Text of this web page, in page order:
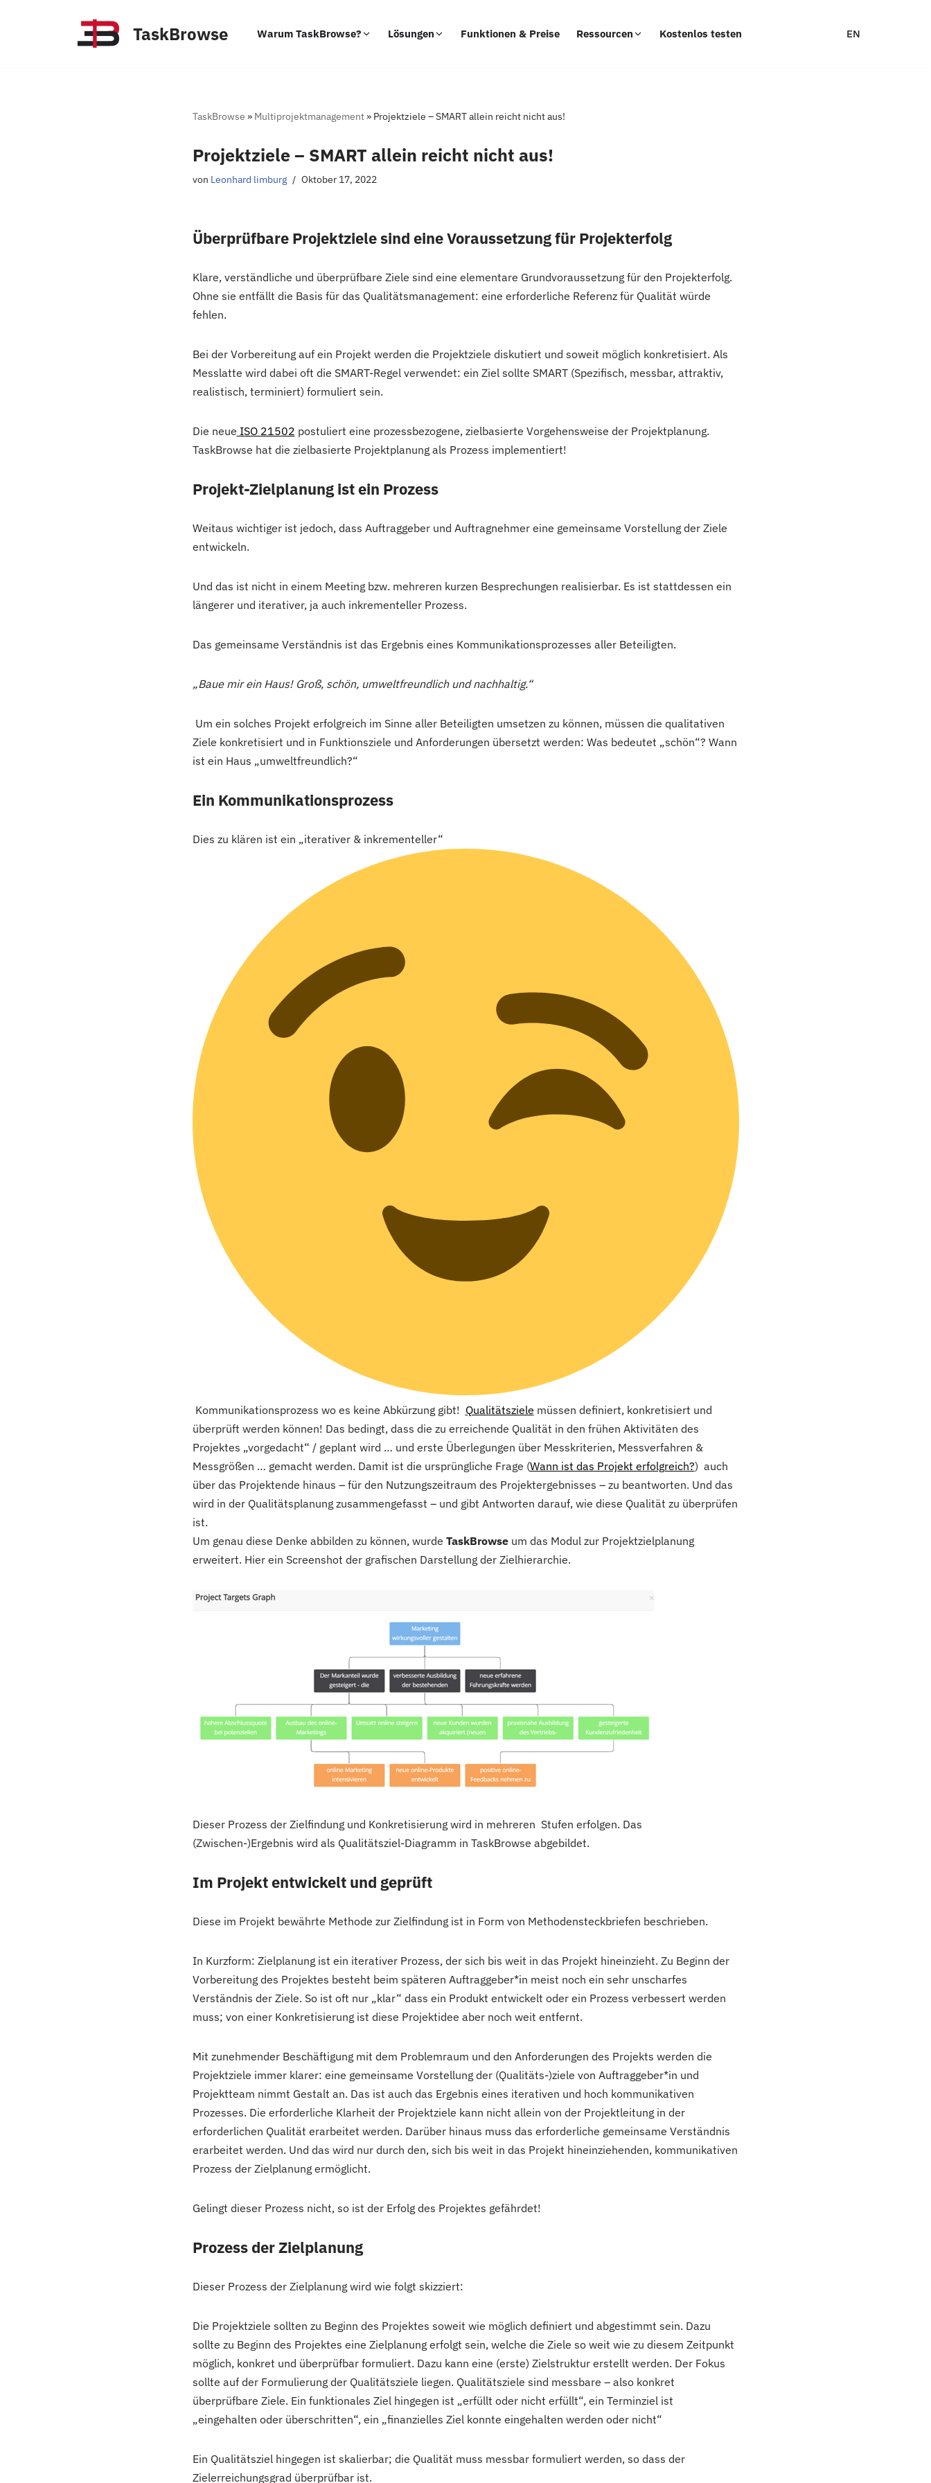
TaskBrowse Warum TaskBrowse? Lösungen Funktionen & Preise Ressourcen Kostenlos testen EN
TaskBrowse » Multiprojektmanagement» Projektziele – SMART allein reicht nicht aus!
Projektziele – SMART allein reicht nicht aus!
von Leonhard limburg Oktober 17, 2022
Überprüfbare Projektziele sind eine Voraussetzung für Projekterfolg
Klare, verständliche und überprüfbare Ziele sind eine elementare Grundvoraussetzung für den Projekterfolg.
Ohne sie entfällt die Basis für das Qualitätsmanagement: eine erforderliche Referenz für Qualität würde
fehlen.
Bei der Vorbereitung auf ein Projekt werden die Projektziele diskutiert und soweit möglich konkretisiert. Als
Messlatte wird dabei oft die SMART-Regel verwendet: ein Ziel sollte SMART (Spezifisch, messbar, attraktiv,
realistisch, terminiert) formuliert sein.
Die neue ISO 21502 postuliert eine prozessbezogene, zielbasierte Vorgehensweise der Projektplanung.
TaskBrowse hat die zielbasierte Projektplanung als Prozess implementiert!
Projekt-Zielplanung ist ein Prozess
Weitaus wichtiger ist jedoch, dass Auftraggeber und Auftragnehmer eine gemeinsame Vorstellung der Ziele
entwickeln.
Und das ist nicht in einem Meeting bzw. mehreren kurzen Besprechungen realisierbar. Es ist stattdessen ein
längerer und iterativer, ja auch inkrementeller Prozess.
Das gemeinsame Verständnis ist das Ergebnis eines Kommunikationsprozesses aller Beteiligten.
„Baue mir ein Haus! Groß, schön, umweltfreundlich und nachhaltig.“
Um ein solches Projekt erfolgreich im Sinne aller Beteiligten umsetzen zu können, müssen die qualitativen
Ziele konkretisiert und in Funktionsziele und Anforderungen übersetzt werden: Was bedeutet „schön“? Wann
ist ein Haus „umweltfreundlich?“
Ein Kommunikationsprozess
Dies zu klären ist ein „iterativer & inkrementeller“
Kommunikationsprozess wo es keine Abkürzung gibt! Qualitätsziele müssen definiert, konkretisiert und
überprüft werden können! Das bedingt, dass die zu erreichende Qualität in den frühen Aktivitäten des
Projektes „vorgedacht“ / geplant wird … und erste Überlegungen über Messkriterien, Messverfahren &
Messgrößen … gemacht werden. Damit ist die ursprüngliche Frage (Wann ist das Projekt erfolgreich?) auch
über das Projektende hinaus – für den Nutzungszeitraum des Projektergebnisses – zu beantworten. Und das
wird in der Qualitätsplanung zusammengefasst – und gibt Antworten darauf, wie diese Qualität zu überprüfen
ist.
Um genau diese Denke abbilden zu können, wurde TaskBrowseum das Modul zur Projektzielplanung
erweitert. Hier ein Screenshot der grafischen Darstellung der Zielhierarchie.
Dieser Prozess der Zielfindung und Konkretisierung wird in mehreren Stufen erfolgen. Das
(Zwischen-)Ergebnis wird als Qualitätsziel-Diagramm in TaskBrowse abgebildet.
Im Projekt entwickelt und geprüft
Diese im Projekt bewährte Methode zur Zielfindung ist in Form von Methodensteckbriefen beschrieben.
In Kurzform: Zielplanung ist ein iterativer Prozess, der sich bis weit in das Projekt hineinzieht. Zu Beginn der
Vorbereitung des Projektes besteht beim späteren Auftraggeber*in meist noch ein sehr unscharfes
Verständnis der Ziele. So ist oft nur „klar“ dass ein Produkt entwickelt oder ein Prozess verbessert werden
muss; von einer Konkretisierung ist diese Projektidee aber noch weit entfernt.
Mit zunehmender Beschäftigung mit dem Problemraum und den Anforderungen des Projekts werden die
Projektziele immer klarer: eine gemeinsame Vorstellung der (Qualitäts-)ziele von Auftraggeber*in und
Projektteam nimmt Gestalt an. Das ist auch das Ergebnis eines iterativen und hoch kommunikativen
Prozesses. Die erforderliche Klarheit der Projektziele kann nicht allein von der Projektleitung in der
erforderlichen Qualität erarbeitet werden. Darüber hinaus muss das erforderliche gemeinsame Verständnis
erarbeitet werden. Und das wird nur durch den, sich bis weit in das Projekt hineinziehenden, kommunikativen
Prozess der Zielplanung ermöglicht.
Gelingt dieser Prozess nicht, so ist der Erfolg des Projektes gefährdet!
Prozess der Zielplanung
Dieser Prozess der Zielplanung wird wie folgt skizziert:
Die Projektziele sollten zu Beginn des Projektes soweit wie möglich definiert und abgestimmt sein. Dazu
sollte zu Beginn des Projektes eine Zielplanung erfolgt sein, welche die Ziele so weit wie zu diesem Zeitpunkt
möglich, konkret und überprüfbar formuliert. Dazu kann eine (erste) Zielstruktur erstellt werden. Der Fokus
sollte auf der Formulierung der Qualitätsziele liegen. Qualitätsziele sind messbare – also konkret
überprüfbare Ziele. Ein funktionales Ziel hingegen ist „erfüllt oder nicht erfüllt“, ein Terminziel ist
„eingehalten oder überschritten“, ein „finanzielles Ziel konnte eingehalten werden oder nicht“
Ein Qualitätsziel hingegen ist skalierbar; die Qualität muss messbar formuliert werden, so dass der
Zielerreichungsgrad überprüfbar ist.